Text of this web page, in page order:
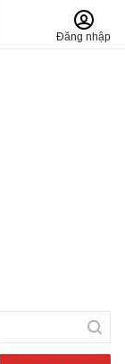
Đăng nhập